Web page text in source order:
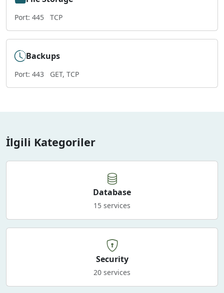
Port: 445 TCP
Backups
Port: 443 GET, TCP
İlgili Kategoriler
Database
15 services
Security
20 services